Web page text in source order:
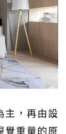
主，再由設
覺重量的原